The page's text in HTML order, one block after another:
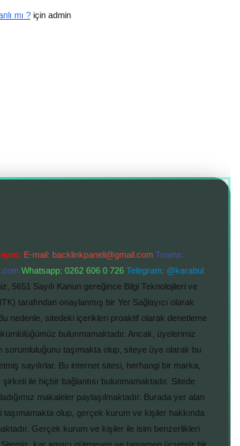
mı ?için admin
E-mail: backlinkpaneli@gmail.com Teams:
Whatsapp: 0262 606 0 726 Telegram: @karabul
5651 Sayılı Kanun gereğince Bilgi Teknolojileri ve
tarafından onaylanmış bir Yer Sağlayıcı olarak
nedenle, sitedeki içerikleri proaktif olarak denetleme
bulunmamaktadır. Ancak, üyelerimiz
sorumluluğunu taşımakta olup, siteye üye olarak bu
sayılırlar. Bu internet sitesi, herhangi bir marka,
ile hiçbir bağlantısı bulunmamaktadır. Sitede
makaleler paylaşılmaktadır. Burada yer alan
taşımamakta olup, gerçek kurum ve kişiler hakkında
Gerçek kurum ve kişiler ile isim benzerlikleri